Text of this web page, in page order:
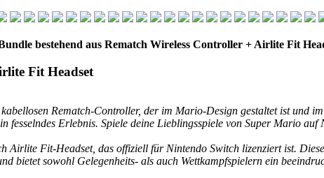
bestehend aus Rematch Wireless Controller + Airlite Fit
Fit Headset
Rematch-Controller, der im Mario-Design gestaltet ist und
fesselndes Erlebnis. Spiele deine Lieblingsspiele von Super Mario
Airlite Fit-Headset, das offiziell für Nintendo Switch lizenziert ist.
bietet sowohl Gelegenheits- als auch Wettkampfspielern ein